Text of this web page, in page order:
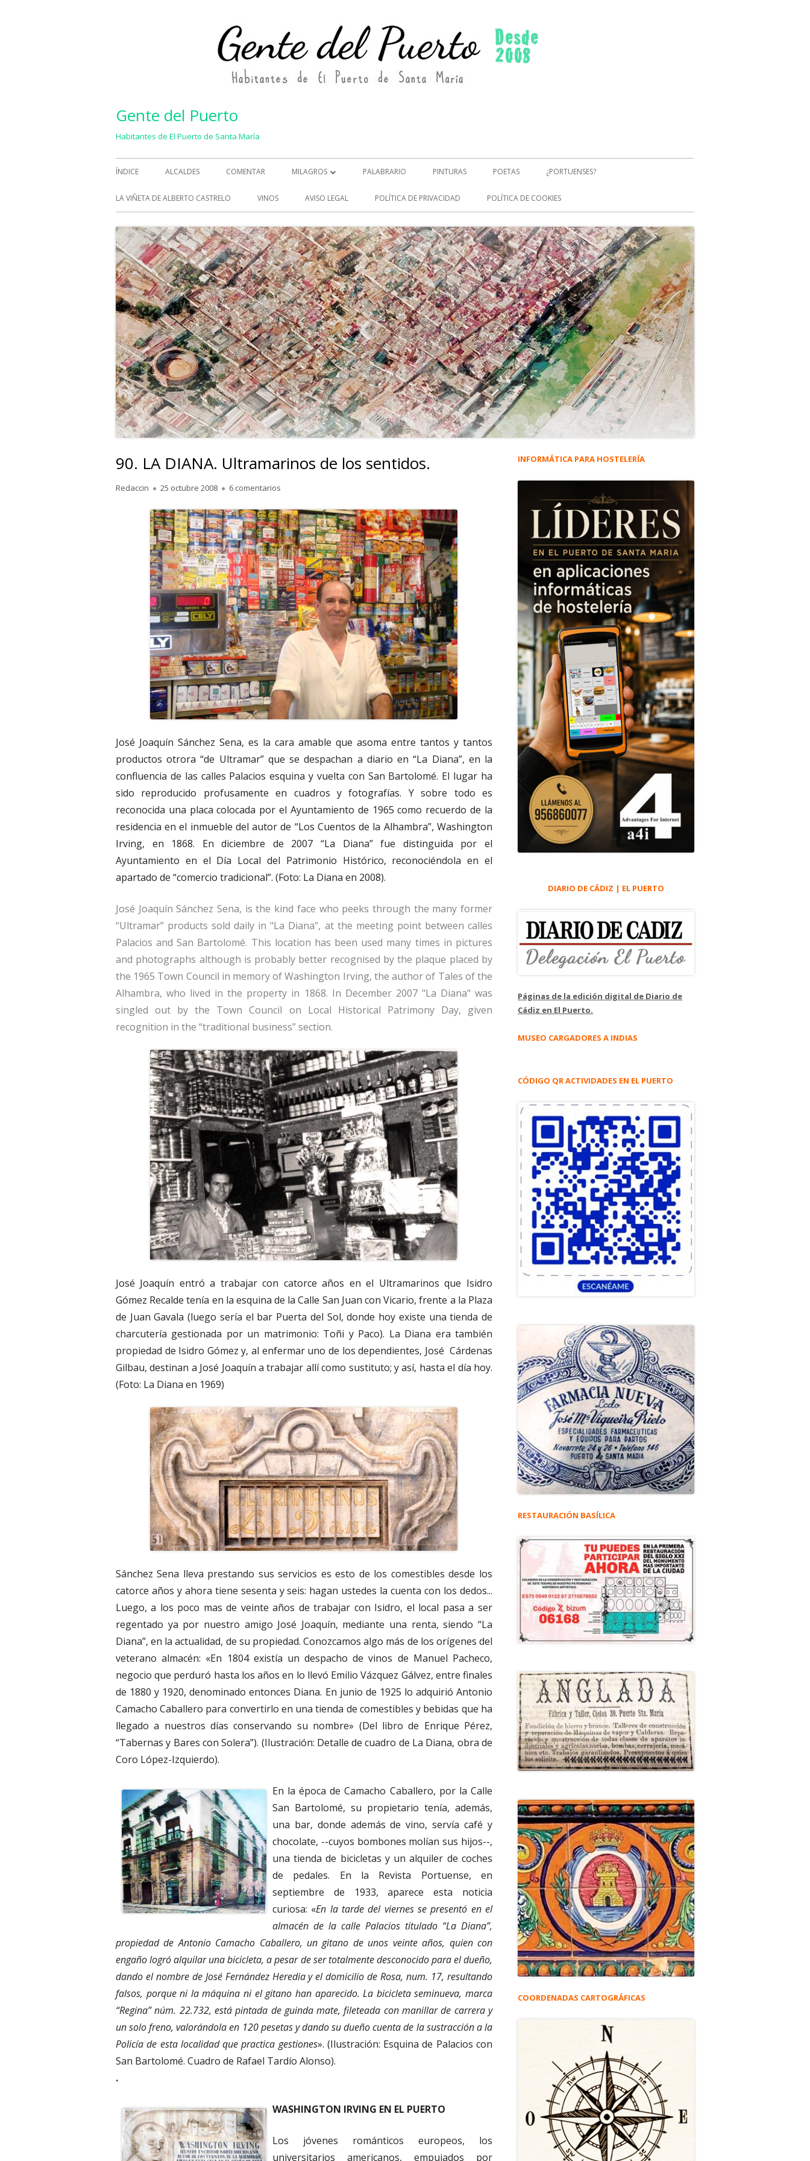
Gente del Puerto
Habitantes de El Puerto de Santa María
Menú
principal
ÍNDICE ALCALDES COMENTAR MILAGROS
MILAGROS (2)
PALABRARIO PINTURAS POETAS ¿PORTUENSES?
LA VIÑETA DE ALBERTO CASTRELO VINOS AVISO LEGAL POLÍTICA DE PRIVACIDAD POLÍTICA DE COOKIES
90. LA DIANA. Ultramarinos de los sentidos.
Autor
Redaccin
Publicado
25 octubre 2008 6 comentarios
José Joaquín Sánchez Sena, es la cara amable que asoma entre tantos y tantos
productos otrora “de Ultramar” que se despachan a diario en “La Diana”, en la
confluencia de las calles Palacios esquina y vuelta con San Bartolomé. El lugar ha
sido reproducido profusamente en cuadros y fotografías. Y sobre todo es
reconocida una placa colocada por el Ayuntamiento de 1965 como recuerdo de la
residencia en el inmueble del autor de “Los Cuentos de la Alhambra”, Washington
Irving, en 1868. En diciembre de 2007 “La Diana” fue distinguida por el
Ayuntamiento en el Día Local del Patrimonio Histórico, reconociéndola en el
apartado de “comercio tradicional”. (Foto: La Diana en 2008).
José Joaquín Sánchez Sena, is the kind face who peeks through the many former
“Ultramar” products sold daily in "La Diana", at the meeting point between calles
Palacios and San Bartolomé. This location has been used many times in pictures
and photographs although is probably better recognised by the plaque placed by
the 1965 Town Council in memory of Washington Irving, the author of Tales of the
Alhambra, who lived in the property in 1868. In December 2007 "La Diana" was
singled out by the Town Council on Local Historical Patrimony Day, given
recognition in the “traditional business” section.
José Joaquín entró a trabajar con catorce años en el Ultramarinos que Isidro
Gómez Recalde tenía en la esquina de la Calle San Juan con Vicario, frente a la Plaza
de Juan Gavala (luego sería el bar Puerta del Sol, donde hoy existe una tienda de
charcutería gestionada por un matrimonio: Toñi y Paco). La Diana era también
propiedad de Isidro Gómez y, al enfermar uno de los dependientes, José Cárdenas
Gilbau, destinan a José Joaquín a trabajar allí como sustituto; y así, hasta el día hoy.
(Foto: La Diana en 1969)
Sánchez Sena lleva prestando sus servicios es esto de los comestibles desde los
catorce años y ahora tiene sesenta y seis: hagan ustedes la cuenta con los dedos...
Luego, a los poco mas de veinte años de trabajar con Isidro, el local pasa a ser
regentado ya por nuestro amigo José Joaquín, mediante una renta, siendo “La
Diana”, en la actualidad, de su propiedad. Conozcamos algo más de los orígenes del
veterano almacén: «En 1804 existía un despacho de vinos de Manuel Pacheco,
negocio que perduró hasta los años en lo llevó Emilio Vázquez Gálvez, entre finales
de 1880 y 1920, denominado entonces Diana. En junio de 1925 lo adquirió Antonio
Camacho Caballero para convertirlo en una tienda de comestibles y bebidas que ha
llegado a nuestros días conservando su nombre» (Del libro de Enrique Pérez,
“Tabernas y Bares con Solera”). (Ilustración: Detalle de cuadro de La Diana, obra de
Coro López-Izquierdo).
En la época de Camacho Caballero, por la Calle
San Bartolomé, su propietario tenía, además,
una bar, donde además de vino, servía café y
chocolate, --cuyos bombones molían sus hijos--,
una tienda de bicicletas y un alquiler de coches
de pedales. En la Revista Portuense, en
septiembre de 1933, aparece esta noticia
curiosa: «En la tarde del viernes se presentó en el
almacén de la calle Palacios titulado “La Diana”,
propiedad de Antonio Camacho Caballero, un gitano de unos veinte años, quien con
engaño logró alquilar una bicicleta, a pesar de ser totalmente desconocido para el dueño,
dando el nombre de José Fernández Heredia y el domicilio de Rosa, num. 17, resultando
falsos, porque ni la máquina ni el gitano han aparecido. La bicicleta seminueva, marca
“Regina” núm. 22.732, está pintada de guinda mate, fileteada con manillar de carrera y
un solo freno, valorándola en 120 pesetas y dando su dueño cuenta de la sustracción a la
Policía de esta localidad que practica gestiones». (Ilustración: Esquina de Palacios con
San Bartolomé. Cuadro de Rafael Tardío Alonso).
.
WASHINGTON IRVING EN EL PUERTO
Los jóvenes románticos europeos, los
universitarios americanos, empujados por
Barra
principal
INFORMÁTICA PARA HOSTELERÍA
DIARIO DE CÁDIZ | EL PUERTO
Páginas de la edición digital de Diario de
Cádiz en El Puerto.
MUSEO CARGADORES A INDIAS
CÓDIGO QR ACTIVIDADES EN EL PUERTO
RESTAURACIÓN BASÍLICA
COORDENADAS CARTOGRÁFICAS